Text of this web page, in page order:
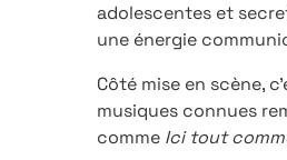
adolescentes et
une énergie
Côté mise en scène,
musiques connues
comme Ici tout